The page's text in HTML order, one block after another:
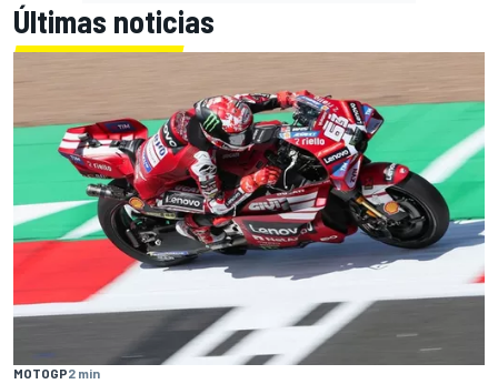
Últimas noticias
MOTOGP2 min